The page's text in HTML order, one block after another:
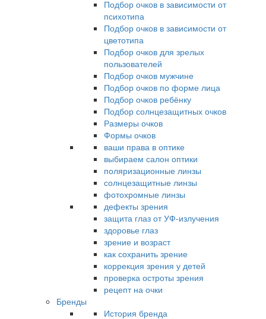
Подбор очков в зависимости от
психотипа
Подбор очков в зависимости от
цветотипа
Подбор очков для зрелых
пользователей
Подбор очков мужчине
Подбор очков по форме лица
Подбор очков ребёнку
Подбор солнцезащитных очков
Размеры очков
Формы очков
ваши права в оптике
выбираем салон оптики
поляризационные линзы
солнцезащитные линзы
фотохромные линзы
дефекты зрения
защита глаз от УФ-излучения
здоровье глаз
зрение и возраст
как сохранить зрение
коррекция зрения у детей
проверка остроты зрения
рецепт на очки
Бренды
История бренда